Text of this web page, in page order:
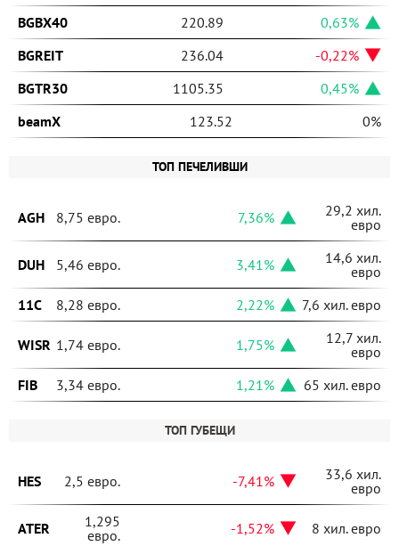
BGBX40
220.89
0,63%
BGREIT
236.04
-0,22%
BGTR30
1105.35
0,45%
beamX
123.52 0%
ТОП ПЕЧЕЛИВШИ
AGH 8,75 евро. 7,36%
29,2 хил.
евро
DUH 5,46 евро. 3,41%
14,6 хил.
евро
11C
8,28 евро. 2,22% 7,6 хил. евро
WISR 1,74 евро. 1,75%
12,7 хил.
евро
FIB
3,34 евро. 1,21% 65 хил. евро
ТОП ГУБЕЩИ
HES 2,5 евро. -7,41%
33,6 хил.
евро
ATER
1,295
евро.
-1,52% 8 хил. евро